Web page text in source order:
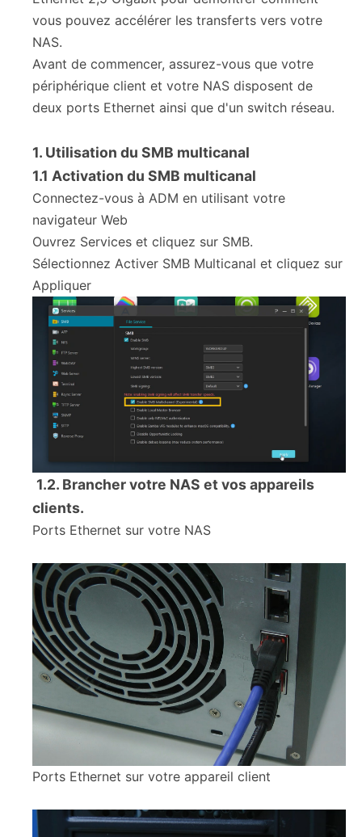
vous pouvez accélérer les transferts vers votre
NAS.
Avant de commencer, assurez-vous que votre
périphérique client et votre NAS disposent de
deux ports Ethernet ainsi que d'un switch réseau.
1. Utilisation du SMB multicanal
1.1 Activation du SMB multicanal
Connectez-vous à ADM en utilisant votre
navigateur Web
Ouvrez Services et cliquez sur SMB.
Sélectionnez Activer SMB Multicanal et cliquez sur
Appliquer
1.2. Brancher votre NAS et vos appareils
clients.
Ports Ethernet sur votre NAS
Ports Ethernet sur votre appareil client